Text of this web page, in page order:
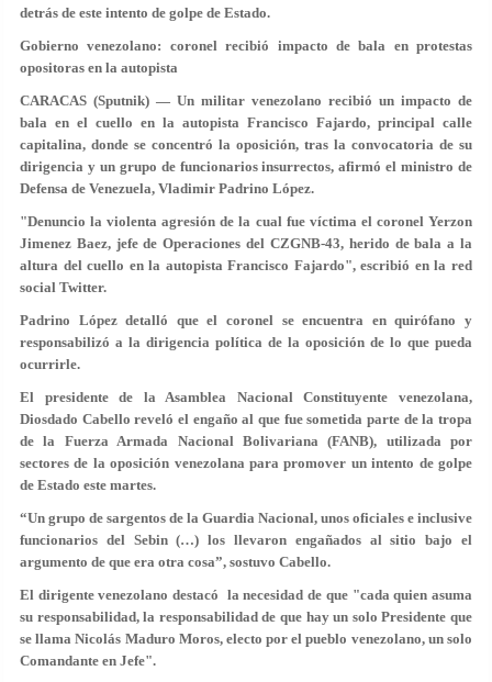
detrás de este intento de golpe de Estado.
Gobierno venezolano: coronel recibió impacto de bala en protestas
opositoras en la autopista
CARACAS (Sputnik) — Un militar venezolano recibió un impacto de
bala en el cuello en la autopista Francisco Fajardo, principal calle
capitalina, donde se concentró la oposición, tras la convocatoria de su
dirigencia y un grupo de funcionarios insurrectos, afirmó el ministro de
Defensa de Venezuela, Vladimir Padrino López.
"Denuncio la violenta agresión de la cual fue víctima el coronel Yerzon
Jimenez Baez, jefe de Operaciones del CZGNB-43, herido de bala a la
altura del cuello en la autopista Francisco Fajardo", escribió en la red
social Twitter.
Padrino López detalló que el coronel se encuentra en quirófano y
responsabilizó a la dirigencia política de la oposición de lo que pueda
ocurrirle.
El presidente de la Asamblea Nacional Constituyente venezolana,
Diosdado Cabelloreveló el engaño al que fue sometida parte de la tropa
de la Fuerza Armada Nacional Bolivariana (FANB), utilizada por
sectores de laoposición venezolana para promover un intento degolpe
de Estado este martes.
“Un grupo de sargentos de la Guardia Nacional, unos oficiales e inclusive
funcionarios del Sebin (…) los llevaron engañados al sitio bajo el
argumento de que era otra cosa”, sostuvo Cabello.
El dirigente venezolano destacó la necesidad de que "cada quien asuma
su responsabilidad, la responsabilidad de que hay un solo Presidente que
se llama Nicolás Maduro Moros, electo por el pueblo venezolano, un solo
Comandante en Jefe".